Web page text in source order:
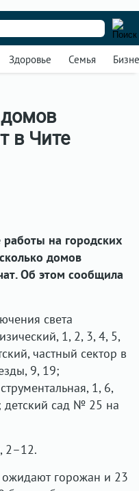
Здоровье Семья
в Чите
на городских
домов
Об этом сообщила
света
1, 2, 3, 4, 5,
частный сектор в
9, 19;
1, 6,
детский сад № 25 на
2–12.
горожан и 23